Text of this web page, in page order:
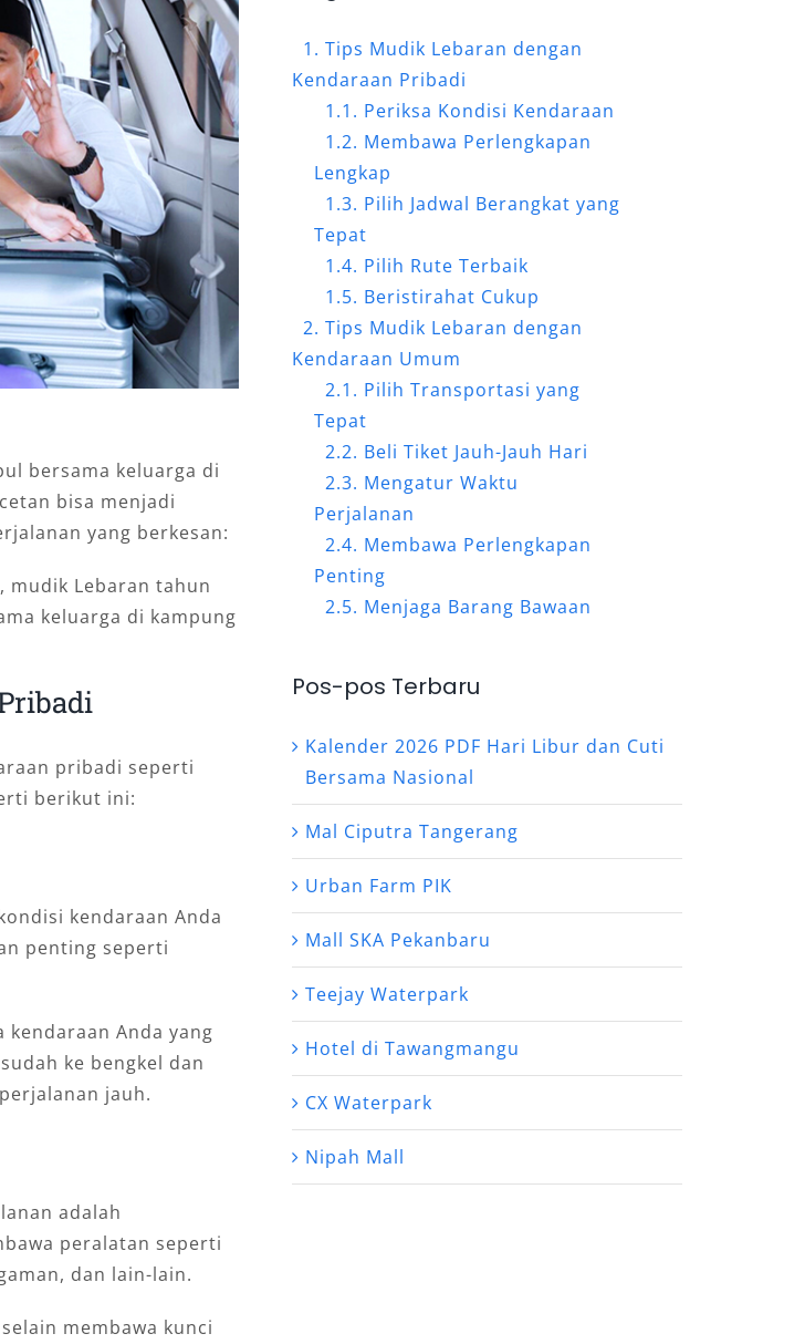
bersama keluarga di
bisa menjadi
yang berkesan:
mudik Lebaran tahun
keluarga di kampung
pribadi seperti
berikut ini:
kendaraan Anda
penting seperti
Anda yang
ke bengkel dan
jauh.
adalah
peralatan seperti
dan lain-lain.
membawa kunci
Tips Mudik Lebaran dengan
Kendaraan Pribadi
Periksa Kondisi Kendaraan
Membawa Perlengkapan
Lengkap
Pilih Jadwal Berangkat yang
Tepat
Pilih Rute Terbaik
Beristirahat Cukup
Tips Mudik Lebaran dengan
Kendaraan Umum
Pilih Transportasi yang
Tepat
Beli Tiket Jauh-Jauh Hari
Mengatur Waktu
Perjalanan
Membawa Perlengkapan
Penting
Menjaga Barang Bawaan
Pos-pos Terbaru
Kalender 2026 PDF Hari Libur dan Cuti
Bersama Nasional
Mal Ciputra Tangerang
Urban Farm PIK
Mall SKA Pekanbaru
Teejay Waterpark
Hotel di Tawangmangu
CX Waterpark
Nipah Mall